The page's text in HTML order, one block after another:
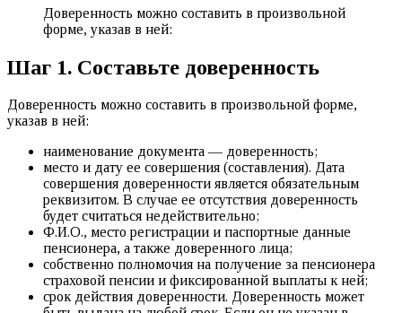
Доверенность можно составить в произвольной
форме, указав в ней:
Шаг 1. Составьте доверенность
Доверенность можно составить в произвольной форме,
указав в ней:
наименование документа — доверенность;
место и дату ее совершения (составления). Дата
совершения доверенности является обязательным
реквизитом. В случае ее отсутствия доверенность
будет считаться недействительно;
Ф.И.О., место регистрации и паспортные данные
пенсионера, а также доверенного лица;
собственно полномочия на получение за пенсионера
страховой пенсии и фиксированной выплаты к ней;
срок действия доверенности. Доверенность может